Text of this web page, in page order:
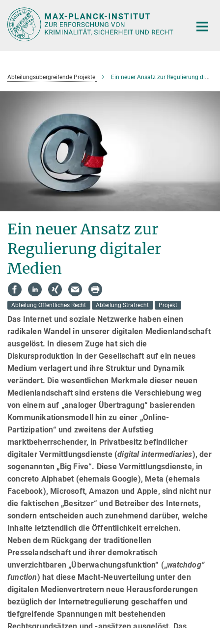
Hauptinhalt
Abteilungsübergreifende Projekte Ein neuer Ansatz zur Regulierung digitaler Medien
Ein neuer Ansatz zur
Regulierung digitaler
Medien
Abteilung Öffentliches Recht Abteilung Strafrecht Projekt
Das Internet und soziale Netzwerke haben einen
radikalen Wandel in unserer digitalen Medienlandschaft
ausge­löst. In diesem Zuge hat sich die
Diskursproduktion in der Gesellschaft auf ein neues
Medium verlagert und ihre Struktur und Dynamik
verändert. Die wesentlichen Merkmale dieser neuen
Medienlandschaft sind erstens die Verschiebung weg
von einem auf „analoger Übertragung“ basierenden
Kommunikationsmodell hin zu einer „Online-
Partizipation“ und zweitens der Aufstieg
marktbeherrschender, in Privatbesitz befindlicher
digitaler Vermittlungsdienste (digital intermediaries), der
sogenannten „Big Five“. Diese Vermittlungsdienste, in
concreto Alphabet (ehemals Google), Meta (ehemals
Facebook), Microsoft, Amazon und Apple, sind nicht nur
die faktischen „Besitzer“ und Betreiber des Internets,
sondern entscheiden auch zunehmend darüber, welche
Inhalte letztendlich die Öffentlichkeit erreichen.
Neben dem Rückgang der traditionellen
Presselandschaft und ihrer demokratisch
unverzichtbaren „Überwa­chungs­funk­tion“ („watchdog“
function) hat diese Macht-Neuverteilung unter den
digitalen Medienvertretern neue Herausforderungen
bezüglich der Internetregulierung geschaffen und
tiefgreifende Spannungen mit bestehenden